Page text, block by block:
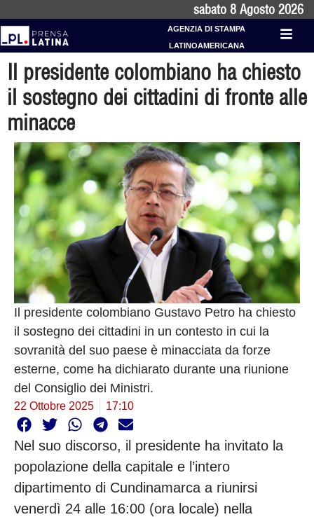
sabato 8 Agosto 2026
AGENZIA DI STAMPA
LATINOAMERICANA
Il presidente colombiano ha chiesto
il sostegno dei cittadini di fronte alle
minacce
Il presidente colombiano Gustavo Petro ha chiesto
il sostegno dei cittadini in un contesto in cui la
sovranità del suo paese è minacciata da forze
esterne, come ha dichiarato durante una riunione
del Consiglio dei Ministri.
22 Ottobre 2025 17:10
Nel suo discorso, il presidente ha invitato la
popolazione della capitale e l’intero
dipartimento di Cundinamarca a riunirsi
venerdì 24 alle 16:00 (ora locale) nella